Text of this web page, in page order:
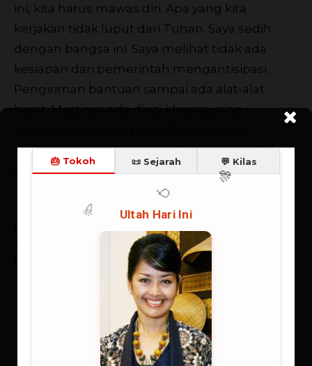
ini, kita harus mawas diri. Apa yang kita
kerjakan tidak luput dari Tuhan. Saya sedih
dengan bangsa ini. Saya melihat tidak ada
kesiapan dari pemerintah mengantisipasi.
Pengiriman bantuan sampai ada alat-alat
berat. Mestinya ada divisi khusus yang
mengatasi bencana alam. Jangan harapkan
yang lain,” terang suami Nurjanah itu seperti
dikutip dari situs kapanlagi.com.
Adi Bing Slamet, Penyanyi, Aktor / Berangkat dari
Penyanyi Cilik | Selebriti | Penyanyi, aktor